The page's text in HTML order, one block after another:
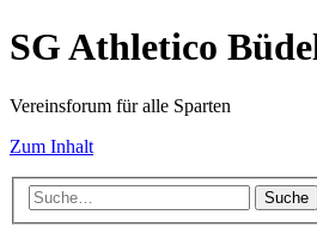
SG Athletico
Vereinsforum für alle Sparten
Zum Inhalt
Suche